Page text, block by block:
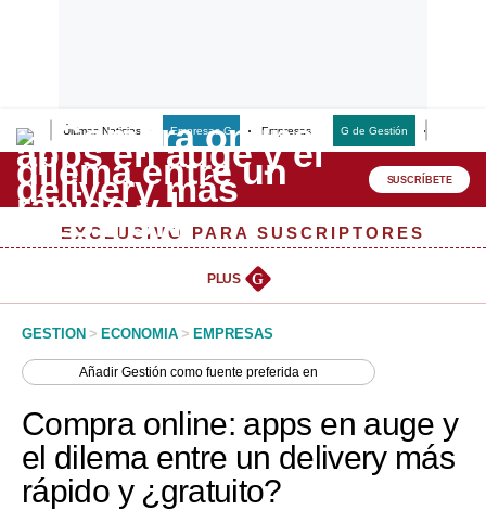
Últimas Noticias Empresas G Empresas G de Gestión
Lo último
Peru Quiosco
Management & Empleo
Perú
Política
SUSCRÍBETE
EXCLUSIVO PARA SUSCRIPTORES
PLUS G
GESTION > ECONOMIA > EMPRESAS
AñadirGestión como fuente preferida en
Compra online: apps en auge y
el dilema entre un delivery más
rápido y ¿gratuito?